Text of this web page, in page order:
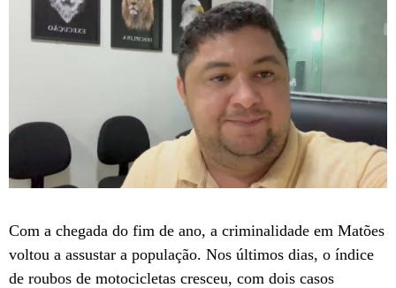
Com a chegada do fim de ano, a criminalidade em Matões
voltou a assustar a população. Nos últimos dias, o índice
de roubos de motocicletas cresceu, com dois casos